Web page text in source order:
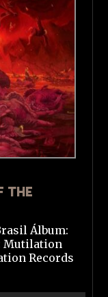
THE
Álbum:
Mutilation
Records